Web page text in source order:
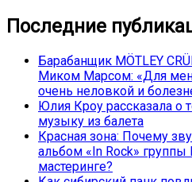
Последние
Барабанщик MÖTLEY
Миком Марсом: «Для
очень неловкой и
Юлия Кроу рассказала о
музыку из балета
Красная зона: Почему
альбом «In Rock» группы
мастеринге?